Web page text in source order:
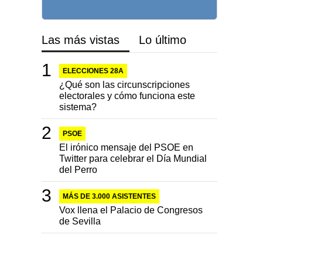
Las más vistas Lo último
ELECCIONES 28A
¿Qué son las circunscripciones
electorales y cómo funciona este
sistema?
PSOE
El irónico mensaje del PSOE en
Twitter para celebrar el Día Mundial
del Perro
MÁS DE 3.000 ASISTENTES
Vox llena el Palacio de Congresos
de Sevilla